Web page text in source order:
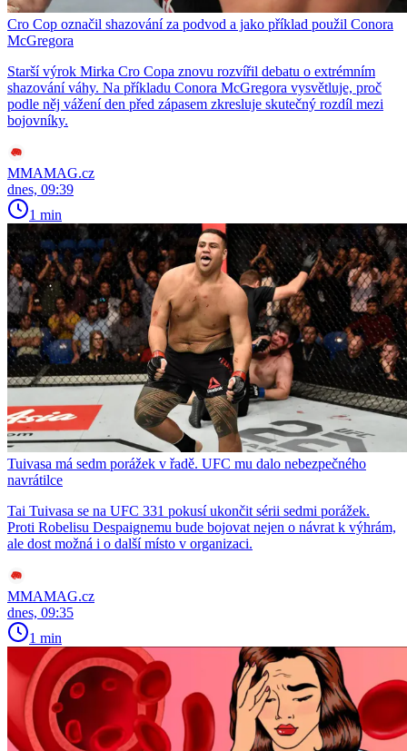
Cro Cop označil shazování za podvod a jako příklad použil Conora
McGregora
Starší výrok Mirka Cro Copa znovu rozvířil debatu o extrémním
shazování váhy. Na příkladu Conora McGregora vysvětluje, proč
podle něj vážení den před zápasem zkresluje skutečný rozdíl mezi
bojovníky.
MMAMAG.cz
dnes, 09:39
1 min
Tuivasa má sedm porážek v řadě. UFC mu dalo nebezpečného
navrátilce
Tai Tuivasa se na UFC 331 pokusí ukončit sérii sedmi porážek.
Proti Robelisu Despaignemu bude bojovat nejen o návrat k výhrám,
ale dost možná i o další místo v organizaci.
MMAMAG.cz
dnes, 09:35
1 min